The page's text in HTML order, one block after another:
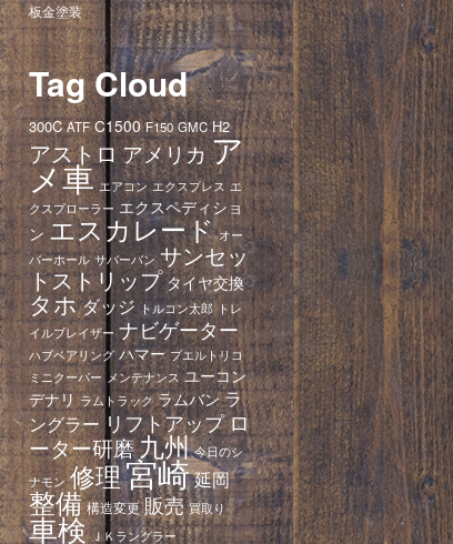
板金塗装
Tag Cloud
300C ATF C1500 F150 GMC H2
アストロアメリカア
メ車 エアコン エクスプレス エ
クスプローラー エクスペディショ
ン エスカレード オー
バーホール サバーバン サンセッ
トストリップ タイヤ交換
タホダッジ トルコン太郎 トレ
イルブレイザー ナビゲーター
ハブベアリング ハマー プエルトリコ
ミニクーパー メンテナンス ユーコン
デナリ ラムトラック ラムバン ラ
ングラー リフトアップロ
ーター研磨九州 今日のシ
ナモン 修理宮崎延岡
整備 構造変更 販売 買取り
車検 ＪＫラングラー